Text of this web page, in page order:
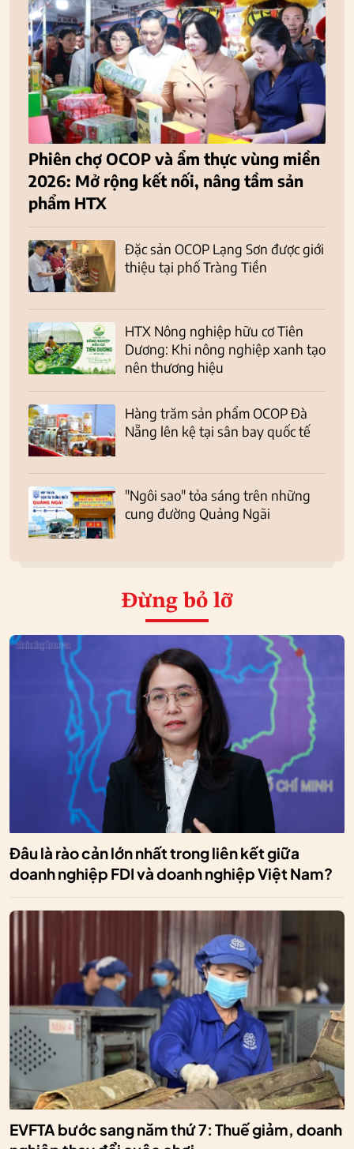
Phiên chợ OCOP và ẩm thực vùng miền
2026: Mở rộng kết nối, nâng tầm sản
phẩm HTX
Đặc sản OCOP Lạng Sơn được giới
thiệu tại phố Tràng Tiền
HTX Nông nghiệp hữu cơ Tiên
Dương: Khi nông nghiệp xanh tạo
nên thương hiệu
Hàng trăm sản phẩm OCOP Đà
Nẵng lên kệ tại sân bay quốc tế
"Ngôi sao" tỏa sáng trên những
cung đường Quảng Ngãi
Đừng bỏ lỡ
Đâu là rào cản lớn nhất trong liên kết giữa
doanh nghiệp FDI và doanh nghiệp Việt Nam?
EVFTA bước sang năm thứ 7: Thuế giảm, doanh